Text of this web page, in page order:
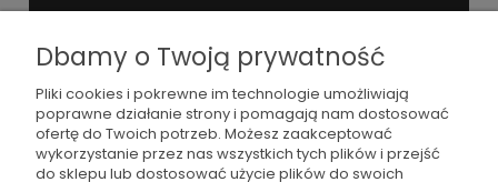
+48501674074
Dbamy o Twoją prywatność
Pliki cookies i pokrewne im technologie umożliwiają
poprawne działanie strony i pomagają nam dostosować
ofertę do Twoich potrzeb. Możesz zaakceptować
wykorzystanie przez nas wszystkich tych plików i przejść
do sklepu lub dostosować użycie plików do swoich